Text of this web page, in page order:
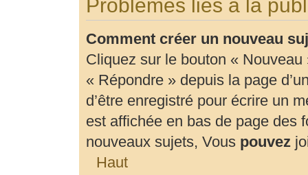
Problèmes liés à la
Comment créer un nouveau
Cliquez sur le bouton « Nouveau
« Répondre » depuis la page
d’être enregistré pour écrire un
est affichée en bas de page des
nouveaux sujets, Vous pouvez
Haut